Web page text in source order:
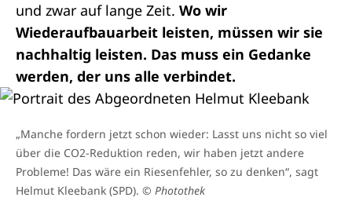
und zwar auf lange Zeit. Wo wir
Wiederaufbauarbeit leisten, müssen wir sie
nachhaltig leisten. Das muss ein Gedanke
werden, der uns alle verbindet.
„Manche fordern jetzt schon wieder: Lasst uns nicht so viel
über die CO2-Reduktion reden, wir haben jetzt andere
Probleme! Das wäre ein Riesenfehler, so zu denken“, sagt
Helmut Kleebank (SPD). © Photothek